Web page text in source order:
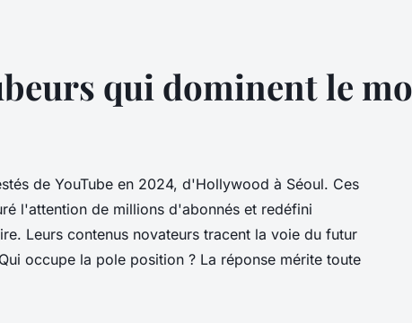
qui dominent le
de YouTube en 2024, d'Hollywood à Séoul. Ces
l'attention de millions d'abonnés et redéfini
Leurs contenus novateurs tracent la voie du futur
occupe la pole position ? La réponse mérite toute